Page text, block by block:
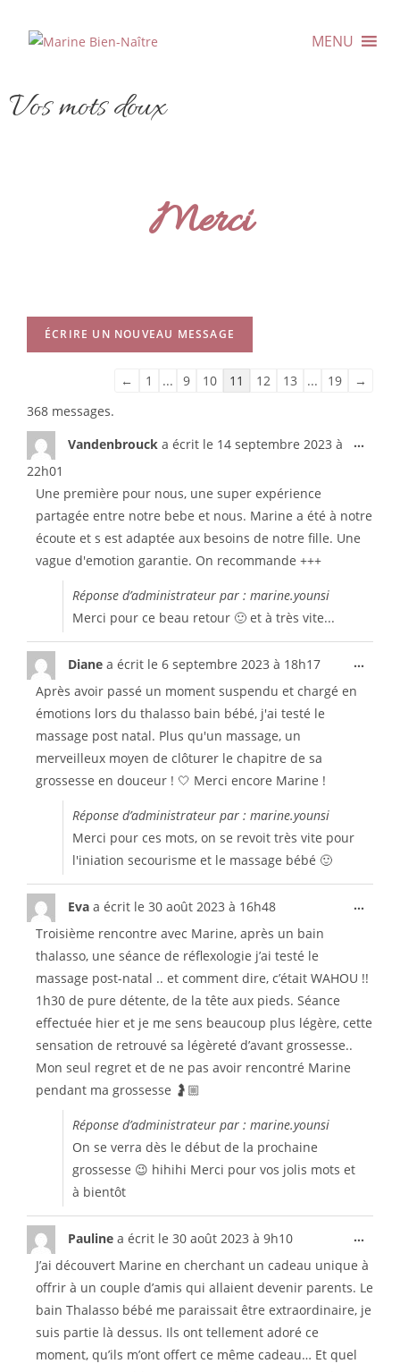
MENU
Vos mots doux
Merci
← 1 ... 9 10 11 12 13 ... 19
→
368 messages.
Vandenbrouck a écrit le 14 septembre 2023 à
22h01
Une première pour nous, une super expérience
partagée entre notre bebe et nous. Marine a été à notre
écoute et s est adaptée aux besoins de notre fille. Une
vague d'emotion garantie. On recommande +++
Réponse d’administrateur par : marine.younsi
Merci pour ce beau retour 🙂 et à très vite...
...
Diane a écrit le 6 septembre 2023 à 18h17
Après avoir passé un moment suspendu et chargé en
émotions lors du thalasso bain bébé, j'ai testé le
massage post natal. Plus qu'un massage, un
merveilleux moyen de clôturer le chapitre de sa
grossesse en douceur ! 🤍 Merci encore Marine !
Réponse d’administrateur par : marine.younsi
Merci pour ces mots, on se revoit très vite pour
l'iniation secourisme et le massage bébé 🙂
...
Eva a écrit le 30 août 2023 à 16h48
Troisième rencontre avec Marine, après un bain
thalasso, une séance de réflexologie j’ai testé le
massage post-natal .. et comment dire, c’était WAHOU !!
1h30 de pure détente, de la tête aux pieds. Séance
effectuée hier et je me sens beaucoup plus légère, cette
sensation de retrouvé sa légèreté d’avant grossesse..
Mon seul regret et de ne pas avoir rencontré Marine
pendant ma grossesse 🤰🏼
Réponse d’administrateur par : marine.younsi
On se verra dès le début de la prochaine
grossesse 😉 hihihi Merci pour vos jolis mots et
à bientôt
...
Pauline a écrit le 30 août 2023 à 9h10
J’ai découvert Marine en cherchant un cadeau unique à
offrir à un couple d’amis qui allaient devenir parents. Le
bain Thalasso bébé me paraissait être extraordinaire, je
suis partie là dessus. Ils ont tellement adoré ce
moment, qu’ils m’ont offert ce même cadeau… Et quel
...